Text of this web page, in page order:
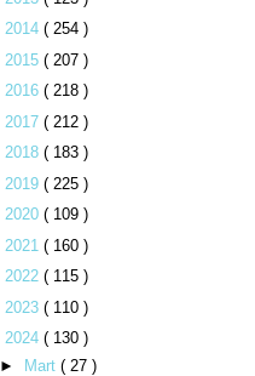
2014 ( 254 )
2015 ( 207 )
2016 ( 218 )
2017 ( 212 )
2018 ( 183 )
2019 ( 225 )
2020 ( 109 )
2021 ( 160 )
2022 ( 115 )
2023 ( 110 )
2024 ( 130 )
► Mart ( 27 )